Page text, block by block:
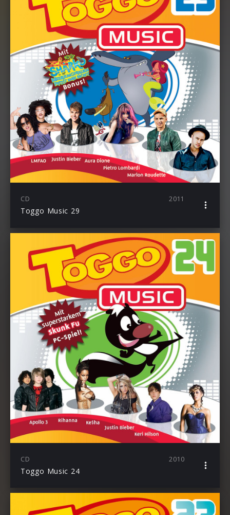
CD 2011
Toggo Music 29
CD 2010
Toggo Music 24